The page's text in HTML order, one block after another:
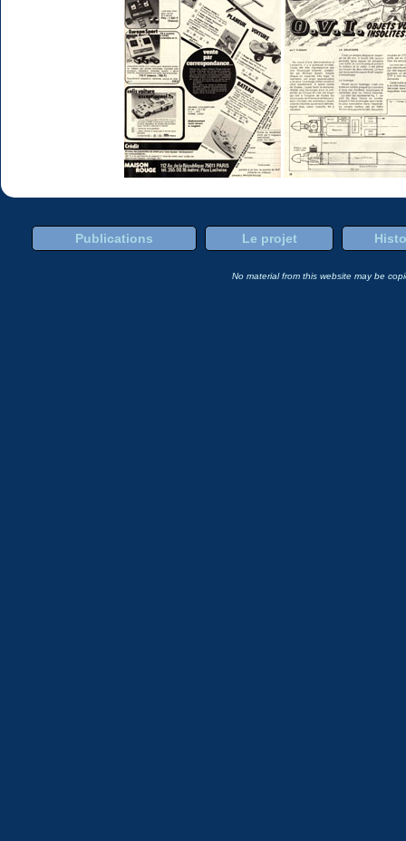
Publications Le projet
No material from this website may be